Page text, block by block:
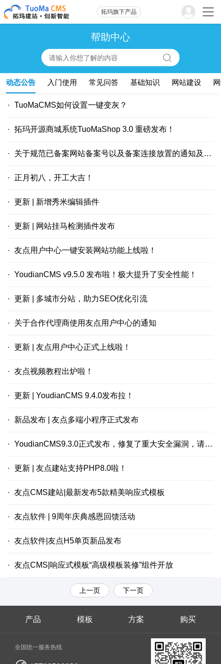
拓玛旗下产品
帮助中心
动态公告 入门使用 常见问答 基础知识 网站建设
TuoMaCMS如何设置一键变灰？
拓玛开源商城系统TuoMaShop 3.0 重磅发布！
关于规范已备案网站备案号以及备案连接放置的通知及常见问题
正月初八，开工大吉！
更新 | 新增秀米编辑插件
更新 | 网站挂马检测插件发布
友点用户中心一键安装网站功能上线啦！
YoudianCMS v9.5.0 发布啦！极大提升了安全性能！
更新 | 多城市分站，助力SEO优化引流
关于合作代理商使用友点用户中心的通知
更新 | 友点用户中心正式上线啦！
友点视频教程出炉啦！
更新 | YoudianCMS 9.4.0发布拉！
新品发布 | 友点多端小程序正式发布
YoudianCMS9.3.0正式发布，修复了重大安全漏洞，请尽快升级！
更新 | 友点建站支持PHP8.0啦！
友点CMS建站|最新发布5款精美响应式模板
友点软件 | 9周年庆典感恩回馈活动
友点软件|友点H5单页新品发布
友点CMS|响应式模板“高级模板装修”组件开放
上一页 下一页
产品 模板 方案 购买
全国统一服务热线